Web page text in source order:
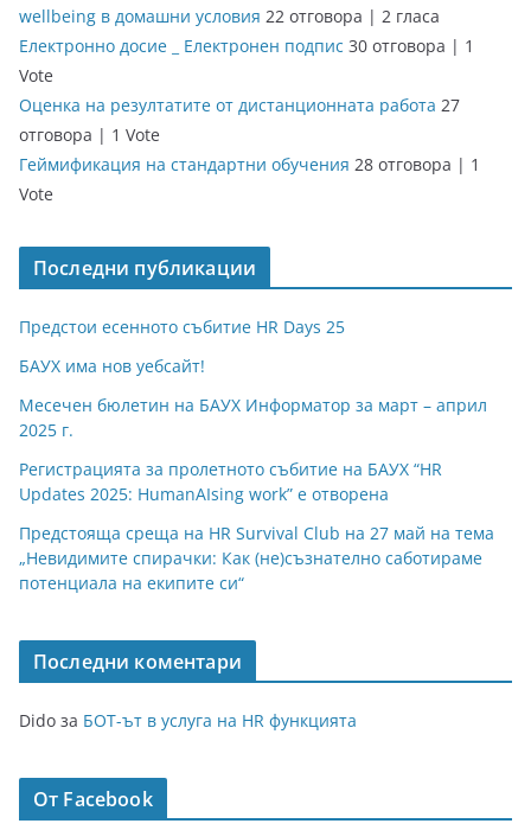
wellbeing в домашни условия 22 отговора | 2 гласа
Електронно досие _ Електронен подпис 30 отговора | 1
Vote
Оценка на резултатите от дистанционната работа 27
отговора | 1 Vote
Геймификация на стандартни обучения 28 отговора | 1
Vote
Последни публикации
Предстои есенното събитие HR Days 25
БАУХ има нов уебсайт!
Месечен бюлетин на БАУХ Информатор за март – април
2025 г.
Регистрацията за пролетното събитие на БАУХ “HR
Updates 2025: HumanAIsing work” е отворена
Предстояща среща на HR Survival Club на 27 май на тема
„Невидимите спирачки: Как (не)съзнателно саботираме
потенциала на екипите си“
Последни коментари
Dido за БОТ-ът в услуга на HR функцията
От Facebook